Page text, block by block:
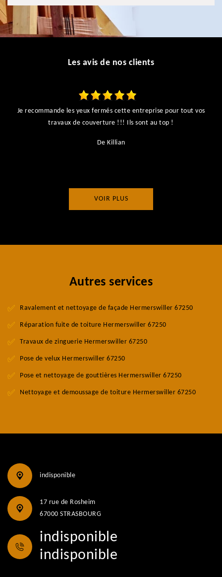
Les avis de nos clients
Je recommande les yeux fermés cette entreprise pour tout vos
travaux de couverture !!! Ils sont au top !
De Killian
VOIR PLUS
Autres services
Ravalement et nettoyage de façade Hermerswiller 67250
Réparation fuite de toiture Hermerswiller 67250
Travaux de zinguerie Hermerswiller 67250
Pose de velux Hermerswiller 67250
Pose et nettoyage de gouttières Hermerswiller 67250
Nettoyage et demoussage de toiture Hermerswiller 67250
indisponible
17 rue de Rosheim
67000 STRASBOURG
indisponible
indisponible